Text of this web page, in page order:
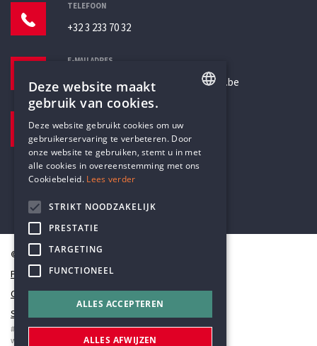
TELEFOON
+32 3 233 70 32
E-MAILADRES
secretariaat@humanistischverbond.be
Pottenbrug 4
Antwerpen, 2000
© Humanistisch Verbond 2026
Privacy
Cookiestatement
Sitemap
#codedwithlove byCodelines
webapplicaties
mobiele apps&maatwerk websites
DUTCH
Deze website maakt
gebruik van cookies.
Deze website gebruikt cookies om uw
gebruikerservaring te verbeteren. Door
onze website te gebruiken, stemt u in met
alle cookies in overeenstemming met ons
Cookiebeleid. Lees verder
STRIKT NOODZAKELIJK
PRESTATIE
TARGETING
FUNCTIONEEL
ALLES ACCEPTEREN
ALLES AFWIJZEN